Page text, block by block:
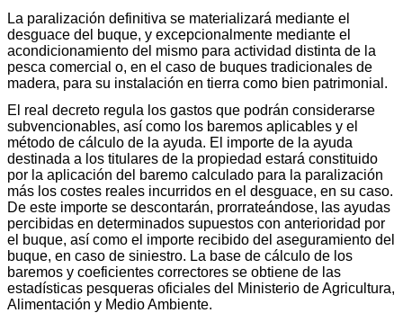
La paralización definitiva se materializará mediante el
desguace del buque, y excepcionalmente mediante el
acondicionamiento del mismo para actividad distinta de la
pesca comercial o, en el caso de buques tradicionales de
madera, para su instalación en tierra como bien patrimonial.
El real decreto regula los gastos que podrán considerarse
subvencionables, así como los baremos aplicables y el
método de cálculo de la ayuda. El importe de la ayuda
destinada a los titulares de la propiedad estará constituido
por la aplicación del baremo calculado para la paralización
más los costes reales incurridos en el desguace, en su caso.
De este importe se descontarán, prorrateándose, las ayudas
percibidas en determinados supuestos con anterioridad por
el buque, así como el importe recibido del aseguramiento del
buque, en caso de siniestro. La base de cálculo de los
baremos y coeficientes correctores se obtiene de las
estadísticas pesqueras oficiales del Ministerio de Agricultura,
Alimentación y Medio Ambiente.